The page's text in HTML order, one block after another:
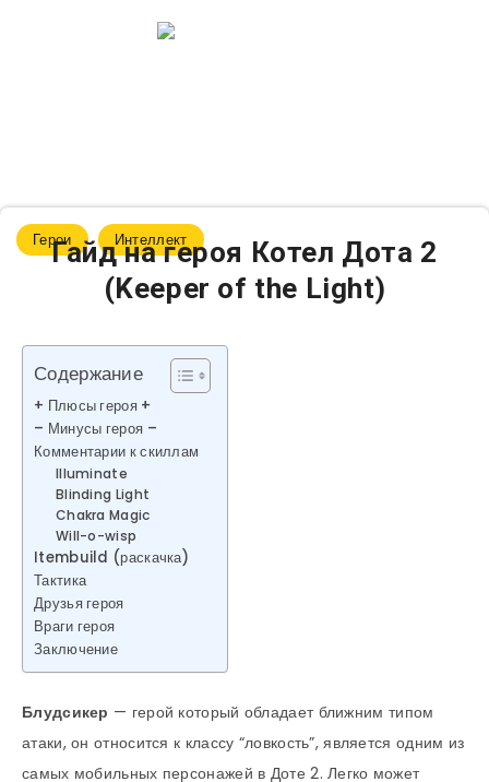
Герои Интеллект
Гайд на героя Котел Дота 2
(Keeper of the Light)
Содержание
+ Плюсы героя +
– Минусы героя –
Комментарии к скиллам
Illuminate
Blinding Light
Chakra Magic
Will-o-wisp
Itembuild (раскачка)
Тактика
Друзья героя
Враги героя
Заключение
Блудсикер — герой который обладает ближним типом
атаки, он относится к классу “ловкость”, является одним из
самых мобильных персонажей в Доте 2. Легко может